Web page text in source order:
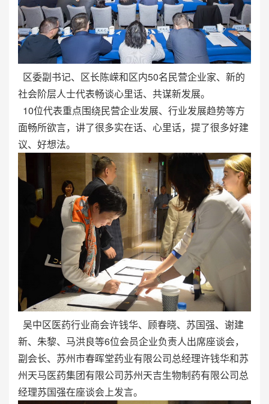
区委副书记、区长陈嵘和区内50名民营企业家、新的
社会阶层人士代表畅谈心里话、共谋新发展。
10位代表重点围绕民营企业发展、行业发展趋势等方
面畅所欲言，讲了很多实在话、心里话，提了很多好建
议、好想法。
吴中区医药行业商会许钱华、顾春晓、苏国强、谢建
新、朱黎、马洪良等6位会员企业负责人出席座谈会，
副会长、苏州市春晖堂药业有限公司总经理许钱华和苏
州天马医药集团有限公司苏州天吉生物制药有限公司总
经理苏国强在座谈会上发言。